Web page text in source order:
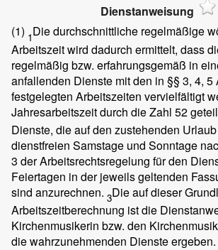
Dienstanweisung
(1) 1Die durchschnittliche regelmäßige
Arbeitszeit wird dadurch ermittelt, dass
regelmäßig bzw. erfahrungsgemäß in
anfallenden Dienste mit den in §§ 3, 4, 5
festgelegten Arbeitszeiten vervielfältigt
Jahresarbeitszeit durch die Zahl 52
Dienste, die auf den zustehenden
dienstfreien Samstage und Sonntage
3 der Arbeitsrechtsregelung für den
Feiertagen in der jeweils geltenden
sind anzurechnen. 3Die auf dieser
Arbeitszeitberechnung ist die
Kirchenmusikerin bzw. den
die wahrzunehmenden Dienste ergeben.